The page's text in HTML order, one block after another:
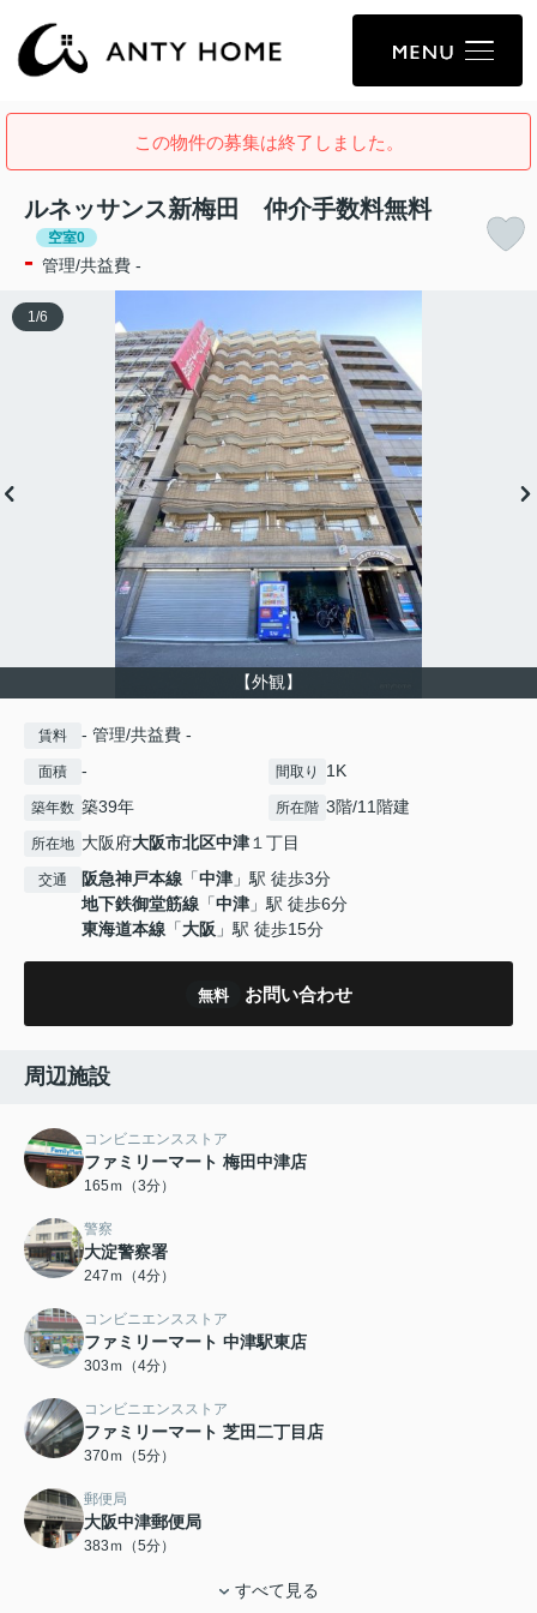
この物件の募集は終了しました。
ルネッサンス新梅田 仲介手数料無料
空室0
- 管理/共益費 -
【外観】
1 /6
賃料 - 管理/共益費 -
面積 - 間取り 1K
築年数 築39年 所在階 3階/11階建
所在地 大阪府大阪市北区中津 １丁目
交通 阪急神戸本線 「中津 」駅 徒歩3分
地下鉄御堂筋線 「中津 」駅 徒歩6分
東海道本線 「大阪 」駅 徒歩15分
無料 お問い合わせ
周辺施設
コンビニエンスストア
ファミリーマート 梅田中津店
165ｍ（3分）
警察
大淀警察署
247ｍ（4分）
コンビニエンスストア
ファミリーマート 中津駅東店
303ｍ（4分）
コンビニエンスストア
ファミリーマート 芝田二丁目店
370ｍ（5分）
郵便局
大阪中津郵便局
383ｍ（5分）
すべて見る